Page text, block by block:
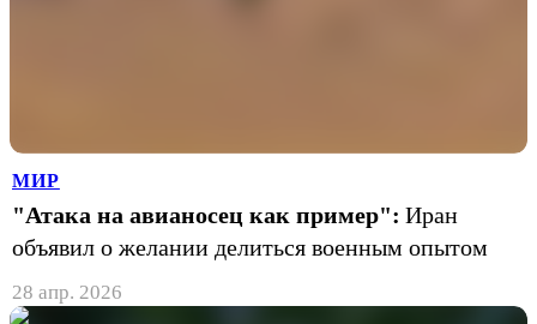
МИР
"Атака на авианосец как пример": Иран
объявил о желании делиться военным опытом
28 апр. 2026